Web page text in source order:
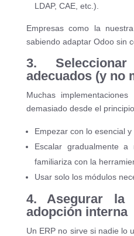
LDAP, CAE, etc.).
Empresas como la
sabiendo adaptar Odoo sin
3.
adecuados (y no
Muchas
demasiado desde el
Empezar con lo esencial y
Escalar gradualmente
familiariza con la
Usar solo los módulos
4. Asegurar la
adopción interna
Un ERP no sirve si nadie lo